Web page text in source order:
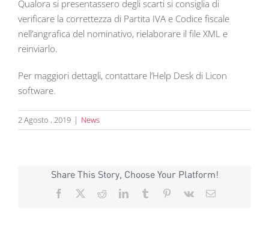
Qualora si presentassero degli scarti si consiglia di
verificare la correttezza di Partita IVA e Codice fiscale
nell’angrafica del nominativo, rielaborare il file XML e
reinviarlo.
Per maggiori dettagli, contattare l’Help Desk di Licon
software.
2 Agosto , 2019 | News
Share This Story, Choose Your Platform!
Facebook RedditLinkedInTumblr Pinterest
Vk Email